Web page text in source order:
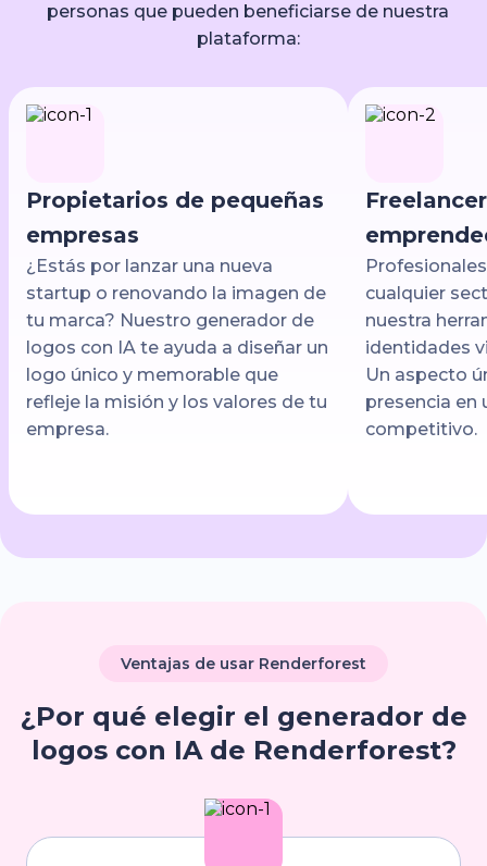
personas que pueden beneficiarse de nuestra
plataforma:
Propietarios de pequeñas
empresas
¿Estás por lanzar una nueva
startup o renovando la imagen de
tu marca? Nuestro generador de
logos con IA te ayuda a diseñar un
logo único y memorable que
refleje la misión y los valores de tu
empresa.
cualquier
nuestra
identidades
Un aspecto
presencia en
competitivo.
Ventajas de usar Renderforest
¿Por qué elegir el generador de
logos con IA de Renderforest?